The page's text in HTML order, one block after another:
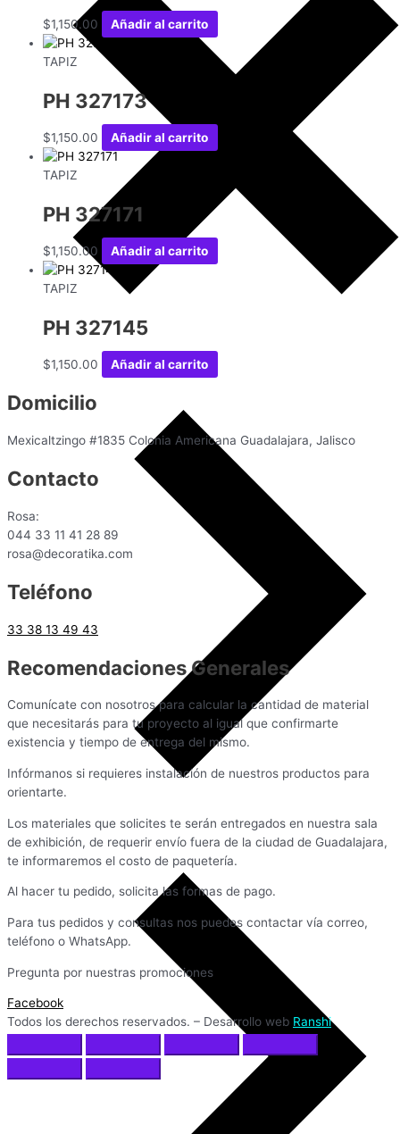
$1,150.00 Añadir al carrito
TAPIZ
PH 327173
$1,150.00 Añadir al carrito
TAPIZ
PH 327171
$1,150.00 Añadir al carrito
TAPIZ
PH 327145
$1,150.00 Añadir al carrito
Domicilio
Mexicaltzingo #1835 Colonia Americana Guadalajara, Jalisco
Contacto
Rosa:
044 33 11 41 28 89
rosa@decoratika.com
Teléfono
33 38 13 49 43
Recomendaciones Generales
Comunícate con nosotros para calcular la cantidad de material
que necesitarás para tu proyecto al igual que confirmarte
existencia y tiempo de entrega del mismo.
Infórmanos si requieres instalación de nuestros productos para
orientarte.
Los materiales que solicites te serán entregados en nuestra sala
de exhibición, de requerir envío fuera de la ciudad de Guadalajara,
te informaremos el costo de paquetería.
Al hacer tu pedido, solicita las formas de pago.
Para tus pedidos y consultas nos puedes contactar vía correo,
teléfono o WhatsApp.
Pregunta por nuestras promociones
Facebook
Todos los derechos reservados. – Desarrollo web Ranshi